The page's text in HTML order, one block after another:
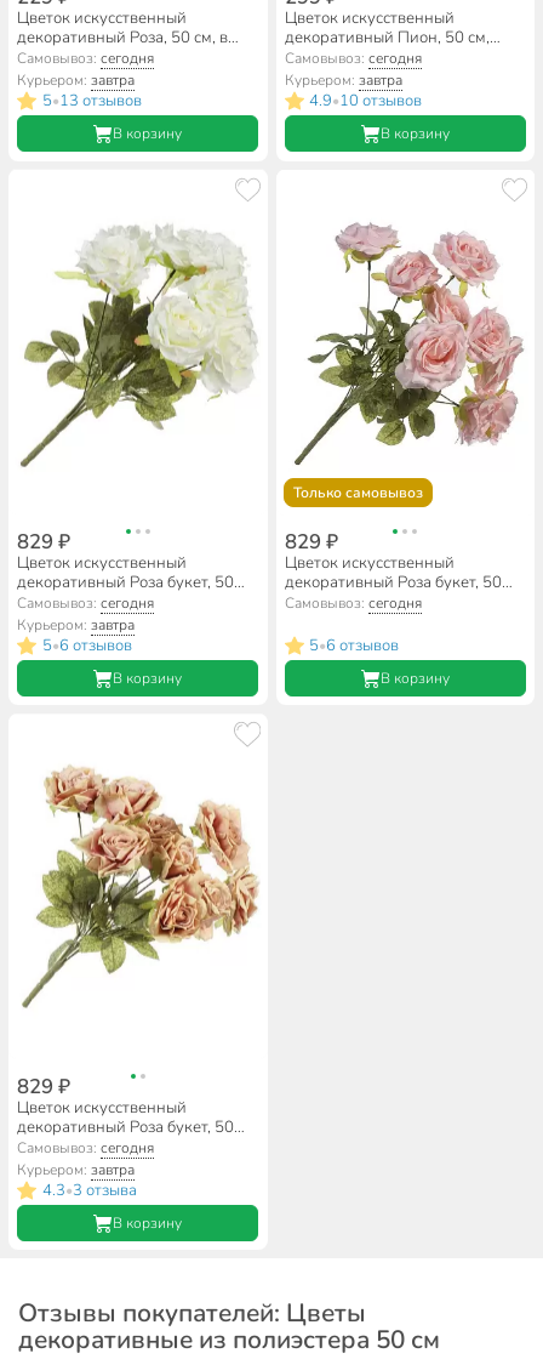
Цветок искусственный
декоративный Роза, 50 см, в
ассортименте, Y3-1538
Самовывоз:сегодня
Курьером:завтра
5•13 отзывов
В корзину
Цветок искусственный
декоративный Пион, 50 см,
персиковый, Y4-7956
Самовывоз: сегодня
Курьером: завтра
4.9•10 отзывов
В корзину
829 ₽
Цветок искусственный
декоративный Роза букет, 50
см, белый, Y4-7908
Самовывоз:сегодня
Курьером:завтра
5•6 отзывов
В корзину
Только самовывоз
829 ₽
Цветок искусственный
декоративный Роза букет, 50
см, розовый, Y4-7909
Самовывоз: сегодня
5•6 отзывов
В корзину
829 ₽
Цветок искусственный
декоративный Роза букет, 50
см, персиковый, Y4-7907
Самовывоз:сегодня
Курьером:завтра
4.3•3 отзыва
В корзину
Отзывы покупателей: Цветы
декоративные из полиэстера 50 см